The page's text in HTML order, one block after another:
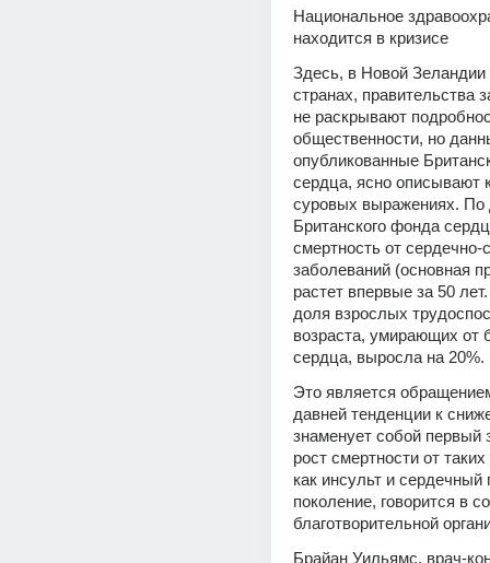
Национальное
находится в кризисе
Здесь, в Новой Зеландии
странах, правительства
не раскрывают
общественности, но
опубликованные
сердца, ясно описывают
суровых выражениях.
Британского фонда
смертность от сердечно-
заболеваний (основная
растет впервые за 50
доля взрослых
возраста, умирающих от
сердца, выросла на 20%.
Это является
давней тенденции к
знаменует собой первый
рост смертности от
как инсульт и сердечный
поколение, говорится в
благотворительной
Брайан Уильямс, врач-